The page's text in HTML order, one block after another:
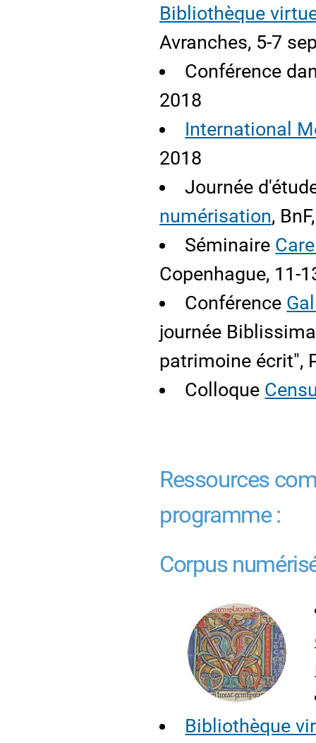
Bibliothèque
Avranches, 5-7
Conférence
2018
International
2018
Journée
numérisation,
Séminaire
Copenhague, 11-
Conférence
journée
patrimoine écrit",
Colloque
Ressources
programme :
Corpus
Bibliothèque